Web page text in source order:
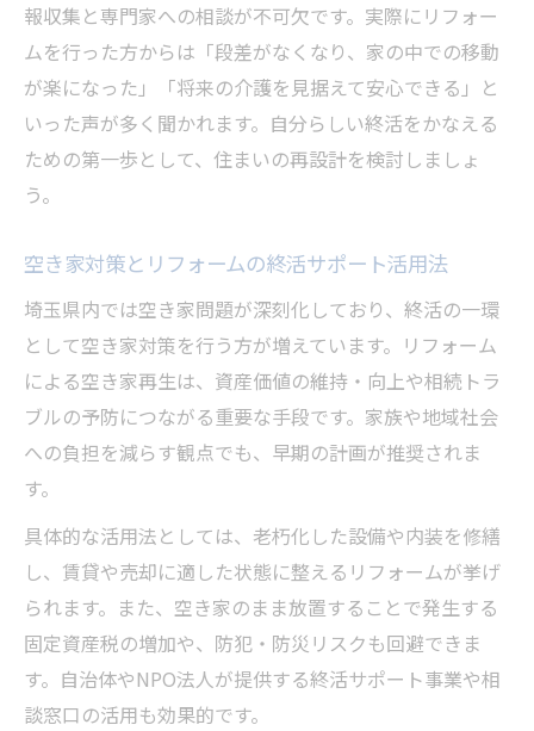
報収集と専門家への相談が不可欠です。実際にリフォー
ムを行った方からは「段差がなくなり、家の中での移動
が楽になった」「将来の介護を見据えて安心できる」と
いった声が多く聞かれます。自分らしい終活をかなえる
ための第一歩として、住まいの再設計を検討しましょ
う。
空き家対策とリフォームの終活サポート活用法
埼玉県内では空き家問題が深刻化しており、終活の一環
として空き家対策を行う方が増えています。リフォーム
による空き家再生は、資産価値の維持・向上や相続トラ
ブルの予防につながる重要な手段です。家族や地域社会
への負担を減らす観点でも、早期の計画が推奨されま
す。
具体的な活用法としては、老朽化した設備や内装を修繕
し、賃貸や売却に適した状態に整えるリフォームが挙げ
られます。また、空き家のまま放置することで発生する
固定資産税の増加や、防犯・防災リスクも回避できま
す。自治体やNPO法人が提供する終活サポート事業や相
談窓口の活用も効果的です。